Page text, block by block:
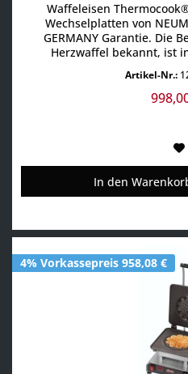
Waffeleisen
Wechselplatten von
GERMANY Garantie. Die
Herzwaffel bekannt, ist
Waffeltrends zurzeit ist
zusammenzuklappen
Artikel-Nr.:
In den
4% Vorkassepreis 958,08 €